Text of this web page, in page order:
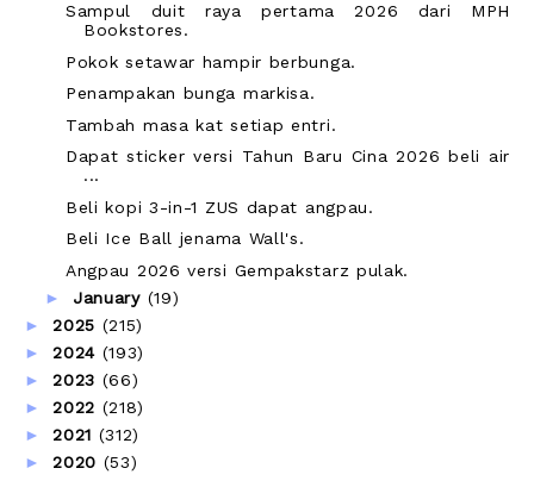
Sampul duit raya pertama 2026 dari MPH
Bookstores.
Pokok setawar hampir berbunga.
Penampakan bunga markisa.
Tambah masa kat setiap entri.
Dapat sticker versi Tahun Baru Cina 2026 beli air
...
Beli kopi 3-in-1 ZUS dapat angpau.
Beli Ice Ball jenama Wall's.
Angpau 2026 versi Gempakstarz pulak.
► January (19)
►2025 (215)
►2024 (193)
►2023 (66)
►2022 (218)
►2021 (312)
►2020 (53)